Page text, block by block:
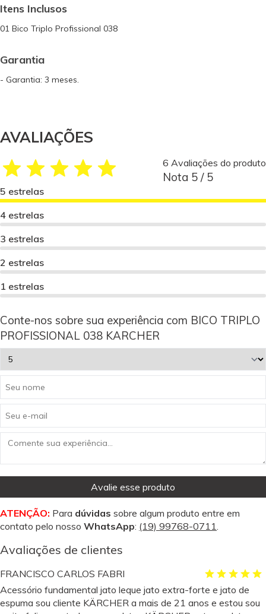
Itens Inclusos
01 Bico Triplo Profissional 038
Garantia
- Garantia: 3 meses.
AVALIAÇÕES
6 Avaliações do produto
Nota 5 / 5
5 estrelas
4 estrelas
3 estrelas
2 estrelas
1 estrelas
Conte-nos sobre sua experiência com BICO TRIPLO
PROFISSIONAL 038 KARCHER
Avalie esse produto
ATENÇÃO: Para dúvidas sobre algum produto entre em
contato pelo nosso WhatsApp: (19) 99768-0711.
Avaliações de clientes
FRANCISCO CARLOS FABRI
Acessório fundamental jato leque jato extra-forte e jato de
espuma sou cliente KÄRCHER a mais de 21 anos e estou sou